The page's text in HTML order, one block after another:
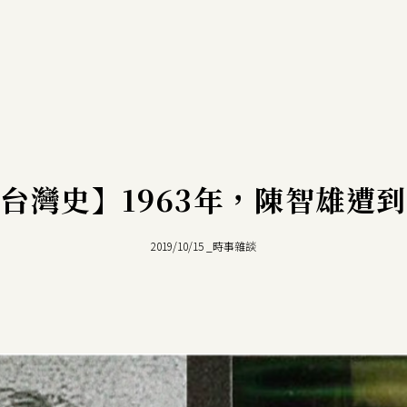
灣史】1963年，陳智雄遭
2019/10/15 時事雜談